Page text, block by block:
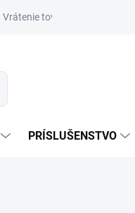
Vrátenie tovaru
PRÍSLUŠENSTVO